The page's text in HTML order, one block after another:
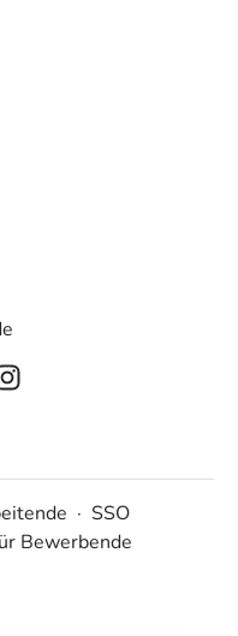
· SSO
Bewerbende